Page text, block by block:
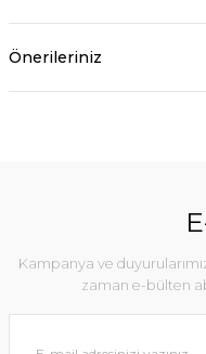
Önerileriniz
Kampanya ve
zaman e-bülten